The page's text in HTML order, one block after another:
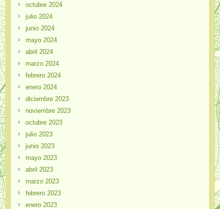
octubre 2024
julio 2024
junio 2024
mayo 2024
abril 2024
marzo 2024
febrero 2024
enero 2024
diciembre 2023
noviembre 2023
octubre 2023
julio 2023
junio 2023
mayo 2023
abril 2023
marzo 2023
febrero 2023
enero 2023